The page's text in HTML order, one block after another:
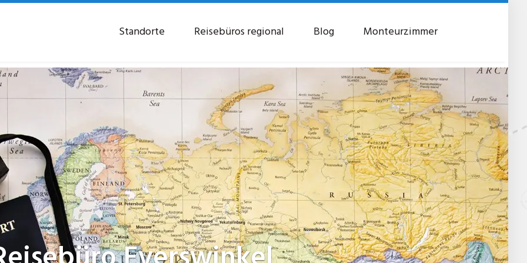
Standorte Reisebüros regional Blog Monteurzimmer